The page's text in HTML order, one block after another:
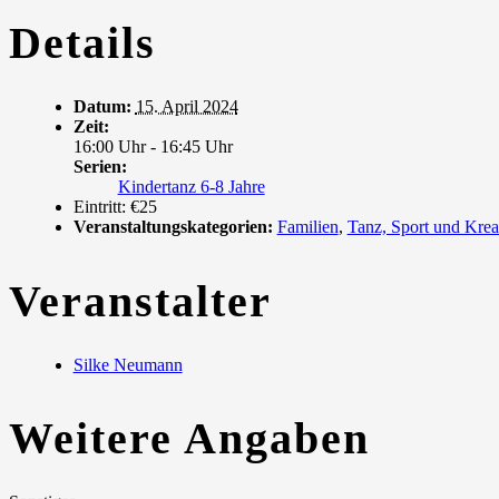
Details
Datum: 15. April 2024
Zeit:
16:00 Uhr - 16:45 Uhr
Serien:
Kindertanz 6-8 Jahre
Eintritt: €25
Veranstaltungskategorien: Familien, Tanz, Sport und
Veranstalter
Silke Neumann
Weitere Angaben